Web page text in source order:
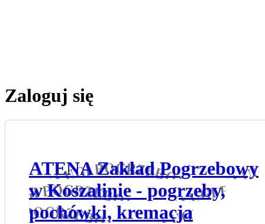
Zaloguj się
ATENA Zakład Pogrzebowy
w Koszalinie - pogrzeby,
pochówki, kremacja